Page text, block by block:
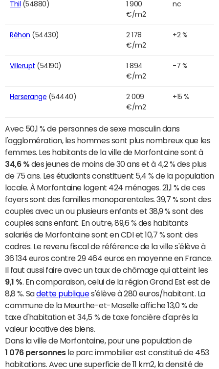
Thil (54880)
1 900
€/m2
nc
Réhon (54430)
2 178
€/m2
+2 %
Villerupt (54190)
1 894
€/m2
-7 %
Herserange (54440)
2 009
€/m2
+15 %
Avec 50,1 % de personnes de sexe masculin dans
l'agglomération, les hommes sont plus nombreux que les
femmes. Les habitants de la ville de Morfontaine sont à
34,6 % des jeunes de moins de 30 ans et à 4,2 % des plus
de 75 ans. Les étudiants constituent 5,4 % de la population
locale. À Morfontaine logent 424 ménages. 21,1 % de ces
foyers sont des familles monoparentales. 39,7 % sont des
couples avec un ou plusieurs enfants et 38,9 % sont des
couples sans enfant. En outre, 89,6 % des habitants
salariés de Morfontaine sont en CDI et 10,7 % sont des
cadres. Le revenu fiscal de référence de la ville s'élève à
36 134 euros contre 29 464 euros en moyenne en France.
Il faut aussi faire avec un taux de chômage qui atteint les
9,1 %. En comparaison, celui de la région Grand Est est de
8,8 %. Sadette publiques'élève à 280 euros/habitant. La
commune de la Meurthe-et-Moselle affiche 13,0 % de
taxe d'habitation et 34,5 % de taxe foncière d'après la
valeur locative des biens.
Dans la ville de Morfontaine, pour une population de
1 076 personnesle parc immobilier est constitué de 453
habitations. Avec une superficie de 11 km2, la densité de